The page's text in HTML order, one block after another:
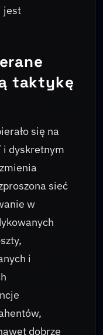
jest
taktykę
się na
i dyskretnym
sieć
w
i
dobrze